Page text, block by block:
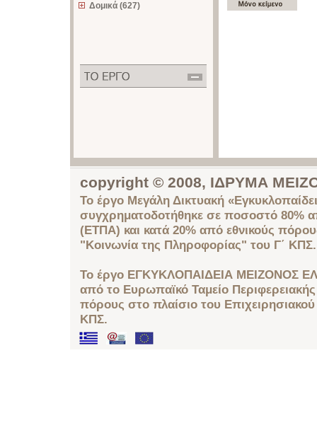
Δομικά (627)
copyright © 2008, ΙΔΡΥΜΑ
Το έργο Μεγάλη Δικτυακή
συγχρηματοδοτήθηκε σε ποσοστό 80%
(ΕΤΠΑ) και κατά 20% από εθνικούς
"Κοινωνία της Πληροφορίας" του Γ΄ ΚΠΣ.
Το έργο ΕΓΚΥΚΛΟΠΑΙΔΕΙΑ ΜΕΙΖΟΝΟΣ
από το Ευρωπαϊκό Ταμείο
πόρους στο πλαίσιο του
ΚΠΣ.